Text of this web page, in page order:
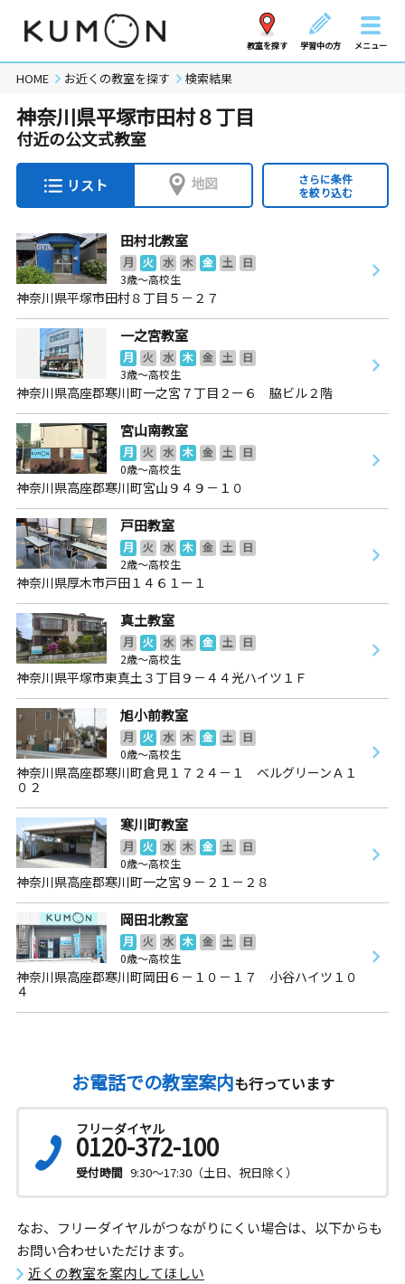
教室を探す 学習中の方 メニュー
HOME お近くの教室を探す 検索結果
神奈川県平塚市田村８丁目
付近の公文式教室
リスト 地図
さらに条件
を絞り込む
田村北教室
月 火 水 木 金 土
日
3歳～高校生
神奈川県平塚市田村８丁目５－２７
一之宮教室
月 火 水 木 金 土
日
3歳～高校生
神奈川県高座郡寒川町一之宮７丁目２ー６ 脇ビル２階
宮山南教室
月 火 水 木 金 土
日
0歳～高校生
神奈川県高座郡寒川町宮山９４９－１０
戸田教室
月 火 水 木 金 土
日
2歳～高校生
神奈川県厚木市戸田１４６１ー１
真土教室
月 火 水 木 金 土
日
2歳～高校生
神奈川県平塚市東真土３丁目９－４４光ハイツ１Ｆ
旭小前教室
月 火 水 木 金 土
日
0歳～高校生
神奈川県高座郡寒川町倉見１７２４－１ ベルグリーンＡ１
０２
寒川町教室
月 火 水 木 金 土
日
0歳～高校生
神奈川県高座郡寒川町一之宮９－２１－２８
岡田北教室
月 火 水 木 金 土
日
0歳～高校生
神奈川県高座郡寒川町岡田６－１０－１７ 小谷ハイツ１０
４
お電話での教室案内も行っています
フリーダイヤル
0120-372-100
受付時間 9:30～17:30（土日、祝日除く）
なお、フリーダイヤルがつながりにくい場合は、以下からも
お問い合わせいただけます。
近くの教室を案内してほしい